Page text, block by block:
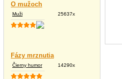
O mužoch
Muži 25637x
Fázy mrznutia
Čierny humor 14290x